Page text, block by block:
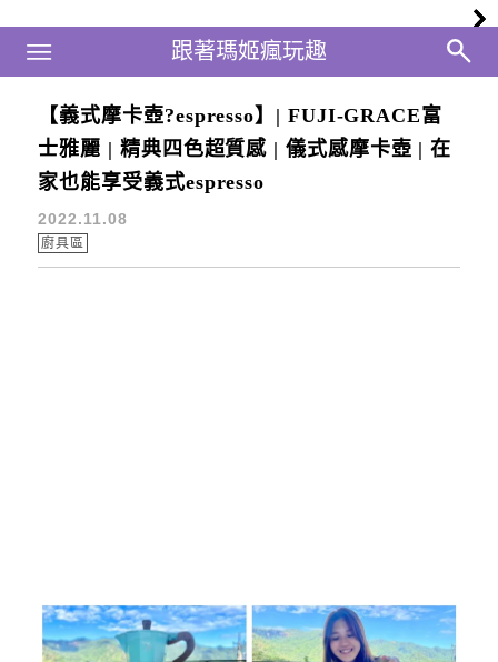
跟著瑪姬瘋玩趣
跟著瑪姬瘋玩趣
Main Menu
濃縮咖啡
【義式摩卡壺?espresso】| FUJI-GRACE富
士雅麗 | 精典四色超質感 | 儀式感摩卡壺 | 在
家也能享受義式espresso
2022.11.08
廚具區